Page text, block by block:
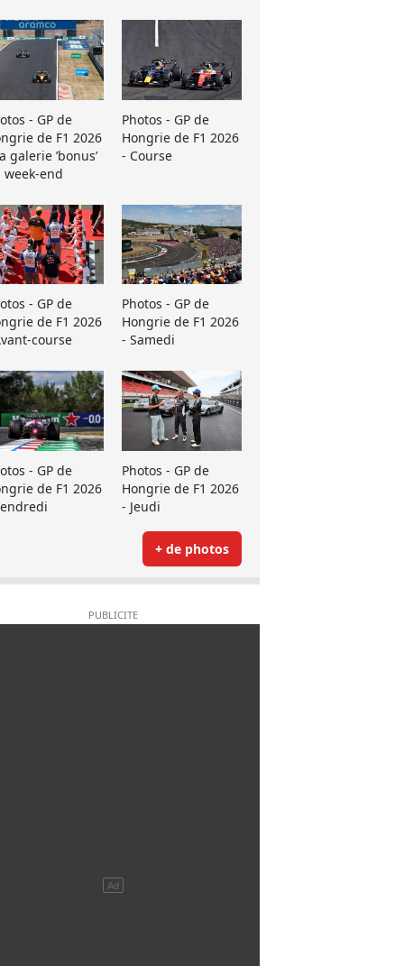
- GP de
de F1 2026
galerie ’bonus’
week-end
Photos - GP de
Hongrie de F1 2026
- Course
- GP de
de F1 2026
course
Photos - GP de
Hongrie de F1 2026
- Samedi
- GP de
de F1 2026
Photos - GP de
Hongrie de F1 2026
- Jeudi
+ de photos